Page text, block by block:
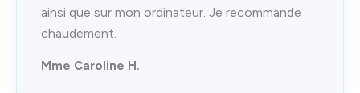
ainsi que sur mon ordinateur. Je recommande
chaudement.
Mme Caroline H.